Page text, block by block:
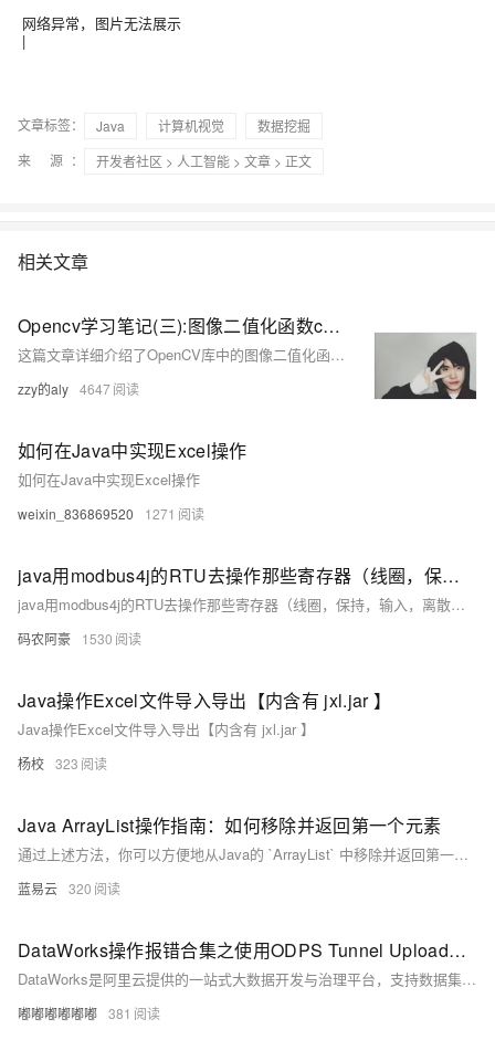
网络异常，图片无法展示
|
文章标签： Java 计算机视觉
数据挖掘
来 源：
开发者社区 > 人工智能 > 文章 > 正文
相关文章
Opencv学习笔记(三):图像二值化函数cv2.threshold函数详解
这篇文章详细介绍了OpenCV库中的图像二值化函数`cv2.threshold`，包括二值化的概念、常见的阈值类型、函数的参数说明以及通过代码实例展示了如何应用该函数进行图像二值化处理，并展示了运行结果。
zzy的aly 4647
如何在Java中实现Excel操作
如何在Java中实现Excel操作
weixin_836869520 1271
java用modbus4j的RTU去操作那些寄存器（线圈，保持，输入，离散输入寄存器）
java用modbus4j的RTU去操作那些寄存器（线圈，保持，输入，离散输入寄存器）
码农阿豪 1530
Java操作Excel文件导入导出【内含有 jxl.jar 】
Java操作Excel文件导入导出【内含有 jxl.jar 】
杨校 323
Java ArrayList操作指南：如何移除并返回第一个元素
通过上述方法，你可以方便地从Java的 `ArrayList` 中移除并返回第一个元素。这种操作在日常编程中非常常见，是处理列表时的基本技能之一。希望这篇指南能帮助你更好地理解和运用Java的 `ArrayList`。
蓝易云 320
DataWorks操作报错合集之使用ODPS Tunnel Upload功能时，遇到报错：Java 堆内存不足，该如何解决
DataWorks是阿里云提供的一站式大数据开发与治理平台，支持数据集成、数据开发、数据服务、数据质量管理、数据安全管理等全流程数据处理。在使用DataWorks过程中，可能会遇到各种操作报错。以下是一些常见的报错情况及其可能的原因和解决方法。
嘟嘟嘟嘟嘟嘟 381